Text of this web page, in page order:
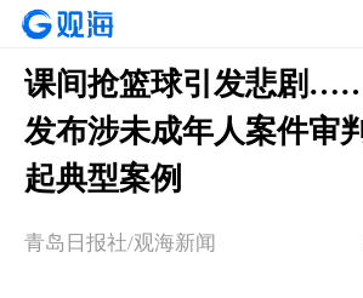
课间抢篮球引发悲剧
发布涉未成年人案件审
起典型案例
青岛日报社/观海新闻